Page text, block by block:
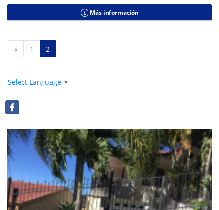
Más información
« Anterior
1 2
Select Language ▼
Facebook